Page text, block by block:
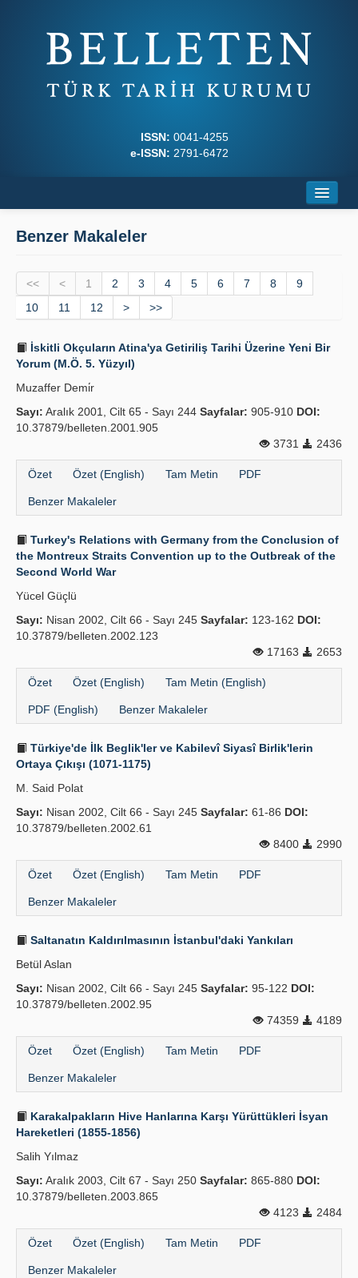
ISSN: 0041-4255
e-ISSN: 2791-6472
Dergi Kurulları
Yazım Kuralları
İlkeler
Kılavuzlar
Benzer Makaleler
<< < 1 2 3 4 5 6 7 8
9
10
11 12 > >>
İskitli Okçuların Atina'ya Getiriliş Tarihi Üzerine Yeni Bir
Yorum (M.Ö. 5. Yüzyıl)
Muzaffer Demi̇r
Sayı: Aralık 2001, Cilt 65 - Sayı 244 Sayfalar: 905-910 DOI:
10.37879/belleten.2001.905
3731
2436
Özet Özet (English) Tam Metin PDF
Benzer Makaleler
Turkey's Relations with Germany from the Conclusion of
the Montreux Straits Convention up to the Outbreak of the
Second World War
Yücel Güçlü
Sayı: Nisan 2002, Cilt 66 - Sayı 245 Sayfalar: 123-162 DOI:
10.37879/belleten.2002.123
17163
2653
Özet Özet (English) Tam Metin (English)
PDF (English) Benzer Makaleler
Türkiye'de İlk Beglik'ler ve Kabilevî Siyasî Birlik'lerin
Ortaya Çıkışı (1071-1175)
M. Said Polat
Sayı: Nisan 2002, Cilt 66 - Sayı 245 Sayfalar: 61-86 DOI:
10.37879/belleten.2002.61
8400
2990
Özet Özet (English) Tam Metin PDF
Benzer Makaleler
Saltanatın Kaldırılmasının İstanbul'daki Yankıları
Betül Aslan
Sayı: Nisan 2002, Cilt 66 - Sayı 245 Sayfalar: 95-122 DOI:
10.37879/belleten.2002.95
74359
4189
Özet Özet (English) Tam Metin PDF
Benzer Makaleler
Karakalpakların Hive Hanlarına Karşı Yürüttükleri İsyan
Hareketleri (1855-1856)
Salih Yılmaz
Sayı: Aralık 2003, Cilt 67 - Sayı 250 Sayfalar: 865-880 DOI:
10.37879/belleten.2003.865
4123
2484
Özet Özet (English) Tam Metin PDF
Benzer Makaleler